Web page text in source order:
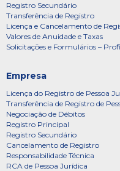
Registro Secundário
Transferência de Registro
Licença e Cancelamento de
Valores de Anuidade e Taxas
Solicitações e Formulários –
Empresa
Licença do Registro de Pessoa
Transferência de Registro de
Negociação de Débitos
Registro Principal
Registro Secundário
Cancelamento de Registro
Responsabilidade Técnica
RCA de Pessoa Jurídica